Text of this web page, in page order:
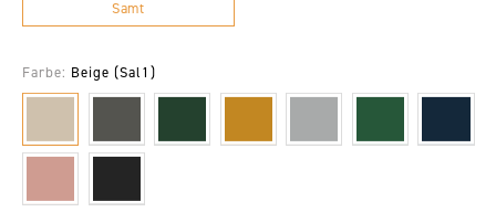
Samt
Farbe: Beige (Sal1)